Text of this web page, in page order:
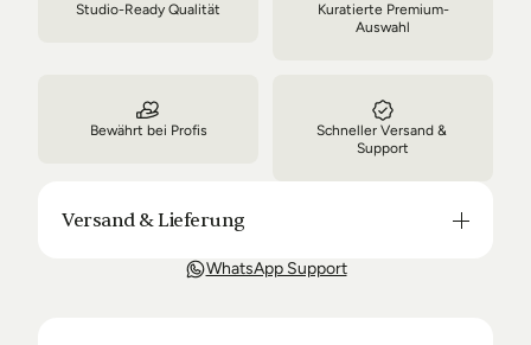
Studio-Ready Qualität
Kuratierte Premium-
Auswahl
Bewährt bei Profis
Schneller Versand &
Support
Versand & Lieferung
Unsere Lieferung ist in der Regel in 3-8 Tagen bei
WhatsApp Support